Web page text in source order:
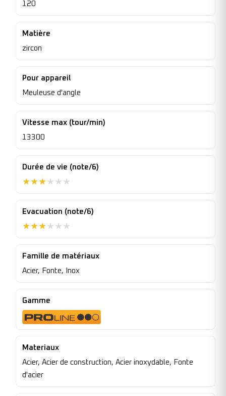
120
Matière
zircon
Pour appareil
Meuleuse d'angle
Vitesse max (tour/min)
13300
Durée de vie (note/6)
★★★★ ★ ★
Evacuation (note/6)
★★★★ ★ ★
Famille de matériaux
Acier, Fonte, Inox
Gamme
Materiaux
Acier, Acier de construction, Acier inoxydable, Fonte
d'acier